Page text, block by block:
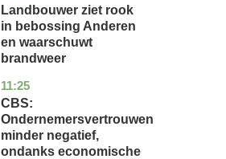
Landbouwer ziet rook
in bebossing Anderen
en waarschuwt
brandweer
11:25
zuid-
holland
economie
CBS:
Ondernemersvertrouwen
minder negatief,
ondanks economische